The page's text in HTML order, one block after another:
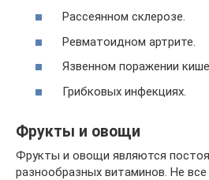
Рассеянном склерозе.
Ревматоидном артрите.
Язвенном поражении
Грибковых инфекциях.
Фрукты и овощи
Фрукты и овощи являются
разнообразных витаминов. Не